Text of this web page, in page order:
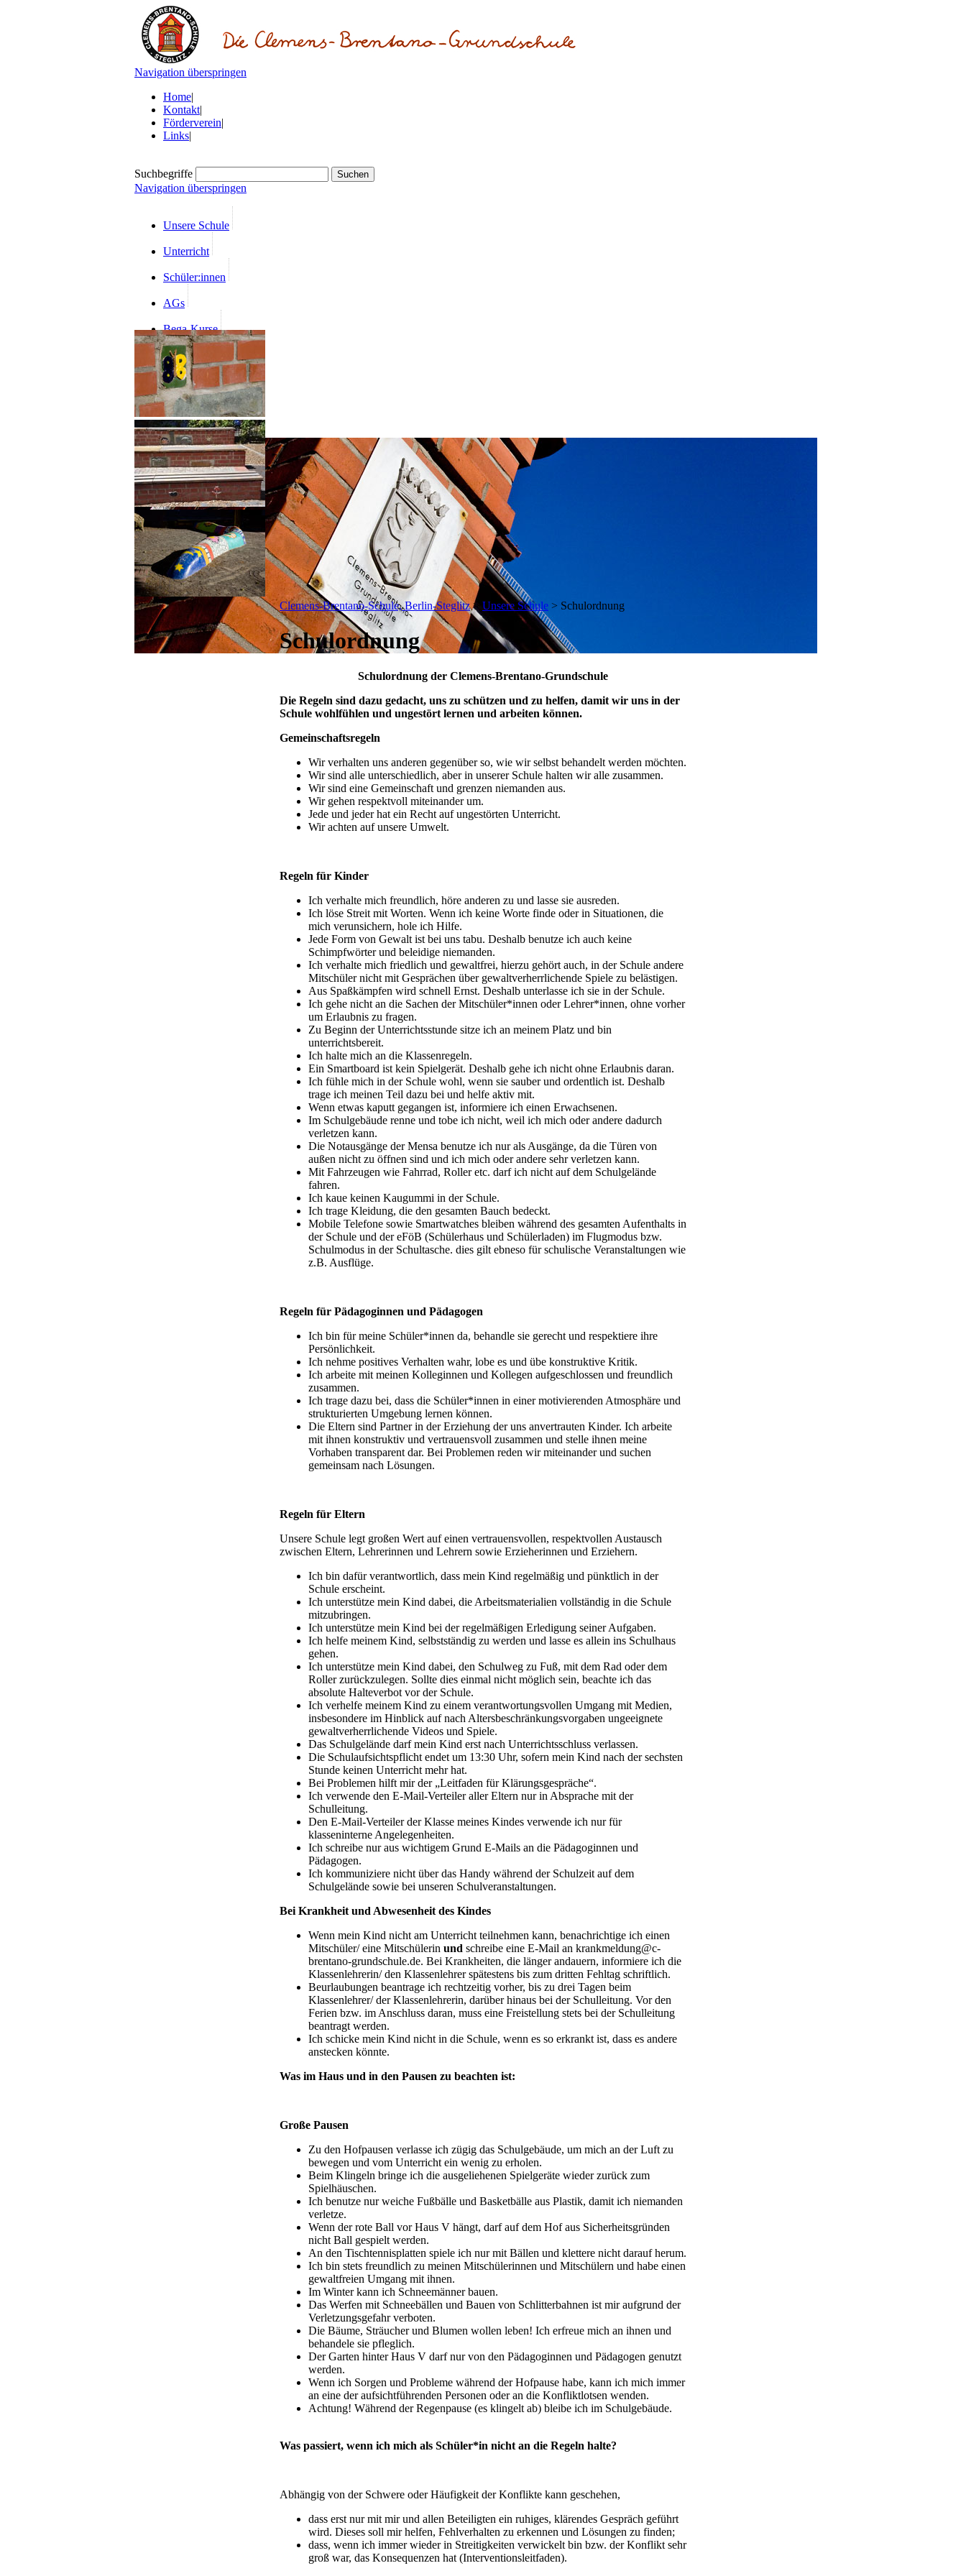
Navigation überspringen
Home|
Kontakt|
Förderverein|
Links|
Suchbegriffe
Navigation überspringen
Unsere Schule
Unterricht
Schüler:innen
AGs
Bega-Kurse
Infos
Schulanmeldung
Förderverein
Clemens-Brentano-Schule, Berlin-Steglitz> Unsere Schule > Schulordnung
Schulordnung
Schulordnung der Clemens-Brentano-Grundschule
Die Regeln sind dazu gedacht, uns zu schützen und zu helfen, damit wir uns in der
Schule wohlfühlen und ungestört lernen und arbeiten können.
Gemeinschaftsregeln
Wir verhalten uns anderen gegenüber so, wie wir selbst behandelt werden möchten.
Wir sind alle unterschiedlich, aber in unserer Schule halten wir alle zusammen.
Wir sind eine Gemeinschaft und grenzen niemanden aus.
Wir gehen respektvoll miteinander um.
Jede und jeder hat ein Recht auf ungestörten Unterricht.
Wir achten auf unsere Umwelt.
Regeln für Kinder
Ich verhalte mich freundlich, höre anderen zu und lasse sie ausreden.
Ich löse Streit mit Worten. Wenn ich keine Worte finde oder in Situationen, die
mich verunsichern, hole ich Hilfe.
Jede Form von Gewalt ist bei uns tabu. Deshalb benutze ich auch keine
Schimpfwörter und beleidige niemanden.
Ich verhalte mich friedlich und gewaltfrei, hierzu gehört auch, in der Schule andere
Mitschüler nicht mit Gesprächen über gewaltverherrlichende Spiele zu belästigen.
Aus Spaßkämpfen wird schnell Ernst. Deshalb unterlasse ich sie in der Schule.
Ich gehe nicht an die Sachen der Mitschüler*innen oder Lehrer*innen, ohne vorher
um Erlaubnis zu fragen.
Zu Beginn der Unterrichtsstunde sitze ich an meinem Platz und bin
unterrichtsbereit.
Ich halte mich an die Klassenregeln.
Ein Smartboard ist kein Spielgerät. Deshalb gehe ich nicht ohne Erlaubnis daran.
Ich fühle mich in der Schule wohl, wenn sie sauber und ordentlich ist. Deshalb
trage ich meinen Teil dazu bei und helfe aktiv mit.
Wenn etwas kaputt gegangen ist, informiere ich einen Erwachsenen.
Im Schulgebäude renne und tobe ich nicht, weil ich mich oder andere dadurch
verletzen kann.
Die Notausgänge der Mensa benutze ich nur als Ausgänge, da die Türen von
außen nicht zu öffnen sind und ich mich oder andere sehr verletzen kann.
Mit Fahrzeugen wie Fahrrad, Roller etc. darf ich nicht auf dem Schulgelände
fahren.
Ich kaue keinen Kaugummi in der Schule.
Ich trage Kleidung, die den gesamten Bauch bedeckt.
Mobile Telefone sowie Smartwatches bleiben während des gesamten Aufenthalts in
der Schule und der eFöB (Schülerhaus und Schülerladen) im Flugmodus bzw.
Schulmodus in der Schultasche. dies gilt ebneso für schulische Veranstaltungen wie
z.B. Ausflüge.
Regeln für Pädagoginnen und Pädagogen
Ich bin für meine Schüler*innen da, behandle sie gerecht und respektiere ihre
Persönlichkeit.
Ich nehme positives Verhalten wahr, lobe es und übe konstruktive Kritik.
Ich arbeite mit meinen Kolleginnen und Kollegen aufgeschlossen und freundlich
zusammen.
Ich trage dazu bei, dass die Schüler*innen in einer motivierenden Atmosphäre und
strukturierten Umgebung lernen können.
Die Eltern sind Partner in der Erziehung der uns anvertrauten Kinder. Ich arbeite
mit ihnen konstruktiv und vertrauensvoll zusammen und stelle ihnen meine
Vorhaben transparent dar. Bei Problemen reden wir miteinander und suchen
gemeinsam nach Lösungen.
Regeln für Eltern
Unsere Schule legt großen Wert auf einen vertrauensvollen, respektvollen Austausch
zwischen Eltern, Lehrerinnen und Lehrern sowie Erzieherinnen und Erziehern.
Ich bin dafür verantwortlich, dass mein Kind regelmäßig und pünktlich in der
Schule erscheint.
Ich unterstütze mein Kind dabei, die Arbeitsmaterialien vollständig in die Schule
mitzubringen.
Ich unterstütze mein Kind bei der regelmäßigen Erledigung seiner Aufgaben.
Ich helfe meinem Kind, selbstständig zu werden und lasse es allein ins Schulhaus
gehen.
Ich unterstütze mein Kind dabei, den Schulweg zu Fuß, mit dem Rad oder dem
Roller zurückzulegen. Sollte dies einmal nicht möglich sein, beachte ich das
absolute Halteverbot vor der Schule.
Ich verhelfe meinem Kind zu einem verantwortungsvollen Umgang mit Medien,
insbesondere im Hinblick auf nach Altersbeschränkungsvorgaben ungeeignete
gewaltverherrlichende Videos und Spiele.
Das Schulgelände darf mein Kind erst nach Unterrichtsschluss verlassen.
Die Schulaufsichtspflicht endet um 13:30 Uhr, sofern mein Kind nach der sechsten
Stunde keinen Unterricht mehr hat.
Bei Problemen hilft mir der „Leitfaden für Klärungsgespräche“.
Ich verwende den E-Mail-Verteiler aller Eltern nur in Absprache mit der
Schulleitung.
Den E-Mail-Verteiler der Klasse meines Kindes verwende ich nur für
klasseninterne Angelegenheiten.
Ich schreibe nur aus wichtigem Grund E-Mails an die Pädagoginnen und
Pädagogen.
Ich kommuniziere nicht über das Handy während der Schulzeit auf dem
Schulgelände sowie bei unseren Schulveranstaltungen.
Bei Krankheit und Abwesenheit des Kindes
Wenn mein Kind nicht am Unterricht teilnehmen kann, benachrichtige ich einen
Mitschüler/ eine Mitschülerin und schreibe eine E-Mail an krankmeldung@c-
brentano-grundschule.de. Bei Krankheiten, die länger andauern, informiere ich die
Klassenlehrerin/ den Klassenlehrer spätestens bis zum dritten Fehltag schriftlich.
Beurlaubungen beantrage ich rechtzeitig vorher, bis zu drei Tagen beim
Klassenlehrer/ der Klassenlehrerin, darüber hinaus bei der Schulleitung. Vor den
Ferien bzw. im Anschluss daran, muss eine Freistellung stets bei der Schulleitung
beantragt werden.
Ich schicke mein Kind nicht in die Schule, wenn es so erkrankt ist, dass es andere
anstecken könnte.
Was im Haus und in den Pausen zu beachten ist:
Große Pausen
Zu den Hofpausen verlasse ich zügig das Schulgebäude, um mich an der Luft zu
bewegen und vom Unterricht ein wenig zu erholen.
Beim Klingeln bringe ich die ausgeliehenen Spielgeräte wieder zurück zum
Spielhäuschen.
Ich benutze nur weiche Fußbälle und Basketbälle aus Plastik, damit ich niemanden
verletze.
Wenn der rote Ball vor Haus V hängt, darf auf dem Hof aus Sicherheitsgründen
nicht Ball gespielt werden.
An den Tischtennisplatten spiele ich nur mit Bällen und klettere nicht darauf herum.
Ich bin stets freundlich zu meinen Mitschülerinnen und Mitschülern und habe einen
gewaltfreien Umgang mit ihnen.
Im Winter kann ich Schneemänner bauen.
Das Werfen mit Schneebällen und Bauen von Schlitterbahnen ist mir aufgrund der
Verletzungsgefahr verboten.
Die Bäume, Sträucher und Blumen wollen leben! Ich erfreue mich an ihnen und
behandele sie pfleglich.
Der Garten hinter Haus V darf nur von den Pädagoginnen und Pädagogen genutzt
werden.
Wenn ich Sorgen und Probleme während der Hofpause habe, kann ich mich immer
an eine der aufsichtführenden Personen oder an die Konfliktlotsen wenden.
Achtung! Während der Regenpause (es klingelt ab) bleibe ich im Schulgebäude.
Was passiert, wenn ich mich als Schüler*in nicht an die Regeln halte?
Abhängig von der Schwere oder Häufigkeit der Konflikte kann geschehen,
dass erst nur mit mir und allen Beteiligten ein ruhiges, klärendes Gespräch geführt
wird. Dieses soll mir helfen, Fehlverhalten zu erkennen und Lösungen zu finden;
dass, wenn ich immer wieder in Streitigkeiten verwickelt bin bzw. der Konflikt sehr
groß war, das Konsequenzen hat (Interventionsleitfaden).